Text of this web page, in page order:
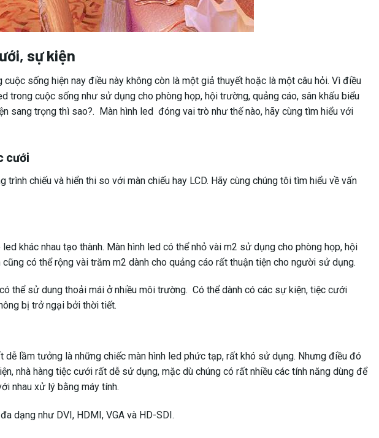
sự kiện
sống hiện nay điều này không còn là một giả thuyết hoặc là một câu hỏi. Vì điều
trong cuộc sống như sử dụng cho phòng họp, hội trường, quảng cáo, sân khấu biểu
sang trọng thì sao?. Màn hình led đóng vai trò như thế nào, hãy cùng tìm hiểu với
cưới
chiếu và hiển thi so với màn chiếu hay LCD. Hãy cùng chúng tôi tìm hiểu về vấn
khác nhau tạo thành. Màn hình led có thể nhỏ vài m2 sử dụng cho phòng họp, hội
có thể rộng vài trăm m2 dành cho quảng cáo rất thuận tiện cho người sử dụng.
thể sử dung thoải mái ở nhiều môi trường. Có thể dành có các sự kiện, tiệc cưới
bị trở ngại bởi thời tiết.
dễ lầm tưởng là những chiếc màn hình led phức tạp, rất khó sử dụng. Nhưng điều đó
nhà hàng tiệc cưới rất dễ sử dụng, mặc dù chúng có rất nhiều các tính năng dùng để
nhau xử lý bằng máy tính.
dạng như DVI, HDMI, VGA và HD-SDI.